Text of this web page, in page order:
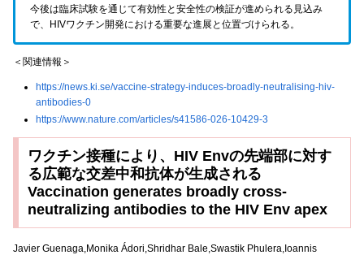
今後は臨床試験を通じて有効性と安全性の検証が進められる見込み
で、HIVワクチン開発における重要な進展と位置づけられる。
＜関連情報＞
https://news.ki.se/vaccine-strategy-induces-broadly-neutralising-hiv-
antibodies-0
https://www.nature.com/articles/s41586-026-10429-3
ワクチン接種により、HIV Envの先端部に対す
る広範な交差中和抗体が生成される
Vaccination generates broadly cross-
neutralizing antibodies to the HIV Env apex
Javier Guenaga,Monika Ádori,Shridhar Bale,Swastik Phulera,Ioannis